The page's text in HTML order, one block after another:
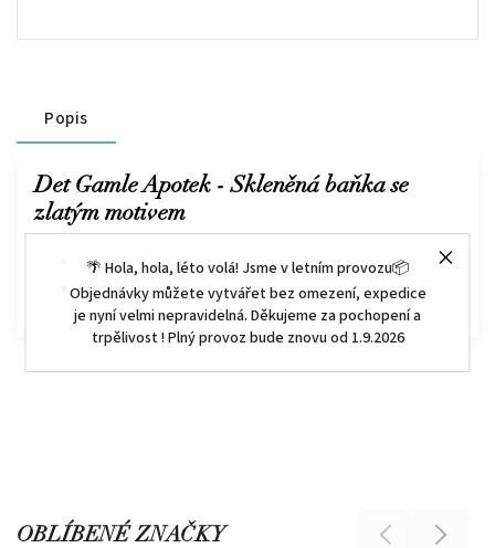
🌴 Hola, hola, léto volá! Jsme v letním provozu📦
Objednávky můžete vytvářet bez omezení, expedice
je nyní velmi nepravidelná. Děkujeme za pochopení a
trpělivost ! Plný provoz bude znovu od 1.9.2026
Popis
Det Gamle Apotek - Skleněná baňka se
zlatým motivem
Materiál - sklo
Průměr - 8cm
OBLÍBENÉ ZNAČKY Previous Next